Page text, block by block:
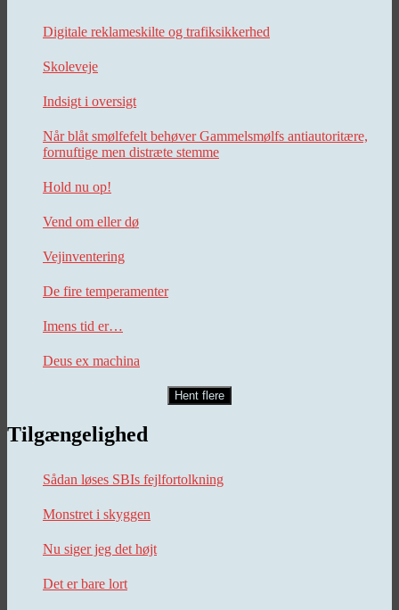
Digitale reklameskilte og trafiksikkerhed
Skoleveje
Indsigt i oversigt
Når blåt smølfefelt behøver Gammelsmølfs antiautoritære,
fornuftige men distræte stemme
Hold nu op!
Vend om eller dø
Vejinventering
De fire temperamenter
Imens tid er…
Deus ex machina
Hent flere
Tilgængelighed
Sådan løses SBIs fejlfortolkning
Monstret i skyggen
Nu siger jeg det højt
Det er bare lort